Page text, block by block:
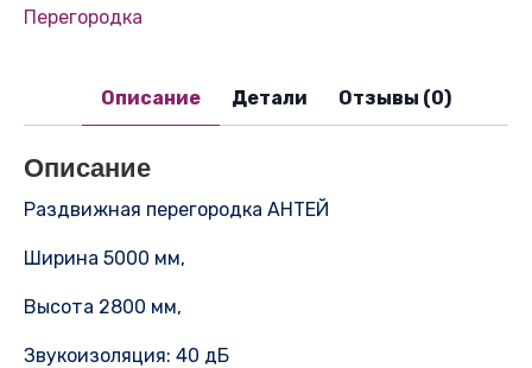
Перегородка
Описание Детали Отзывы (0)
Описание
Раздвижная перегородка АНТЕЙ
Ширина 5000 мм,
Высота 2800 мм,
Звукоизоляция: 40 дБ